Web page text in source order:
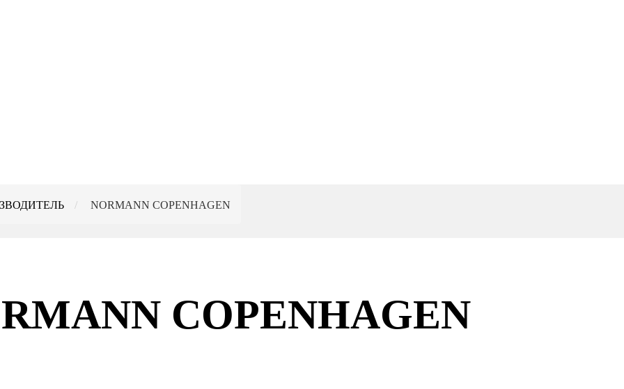
NORMANN COPENHAGEN
COPENHAGEN